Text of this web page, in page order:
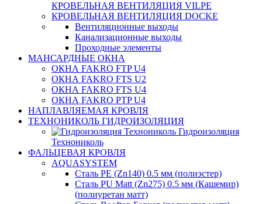
КРОВЕЛЬНАЯ ВЕНТИЛЯЦИЯ VILPE
КРОВЕЛЬНАЯ ВЕНТИЛЯЦИЯ DOCKE
Вентиляционные выходы
Канализационные выходы
Проходные элементы
МАНСАРДНЫЕ ОКНА
ОКНА FAKRO FTP U4
ОКНА FAKRO FTS U2
ОКНА FAKRO FTS U4
ОКНА FAKRO PTP U4
НАПЛАВЛЯЕМАЯ КРОВЛЯ
ТЕХНОНИКОЛЬ ГИДРОИЗОЛЯЦИЯ
Гидроизоляция
Технониколь
ФАЛЬЦЕВАЯ КРОВЛЯ
AQUASYSTEM
Сталь PE (Zn140) 0.5 мм (полиэстер)
Сталь PU Matt (Zn275) 0.5 мм (Кашемир)
(полиуретан матт)